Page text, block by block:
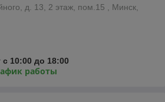
д. 13, 2 этаж, пом.15 , Минск,
с 10:00 до 18:00
работы